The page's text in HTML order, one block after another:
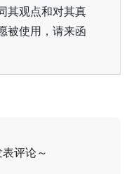
其观点和对其真
被使用，请来函
表评论～